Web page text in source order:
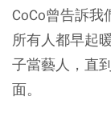
CoCo曾告訴
所有人都早起
子當藝人，直
面。